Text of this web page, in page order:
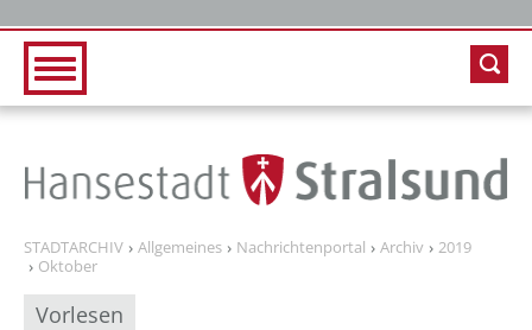
STADTARCHIV Allgemeines Nachrichtenportal Archiv
2019
Oktober
Vorlesen